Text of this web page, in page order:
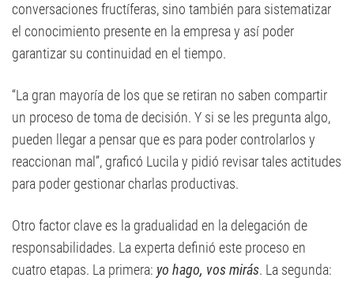
conversaciones fructíferas, sino también para sistematizar
el conocimiento presente en la empresa y así poder
garantizar su continuidad en el tiempo.
“La gran mayoría de los que se retiran no saben compartir
un proceso de toma de decisión. Y si se les pregunta algo,
pueden llegar a pensar que es para poder controlarlos y
reaccionan mal”, graficó Lucila y pidió revisar tales actitudes
para poder gestionar charlas productivas.
Otro factor clave es la gradualidad en la delegación de
responsabilidades. La experta definió este proceso en
cuatro etapas. La primera: yo hago, vos mirás. La segunda: